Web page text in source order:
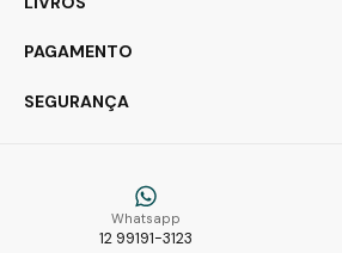
Whatsapp
12 99191-3123
PAGAMENTO
SEGURANÇA